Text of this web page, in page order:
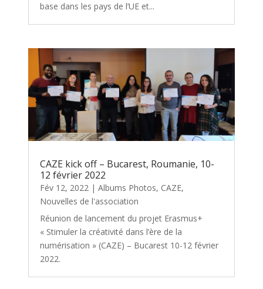
base dans les pays de l’UE et...
CAZE kick off – Bucarest, Roumanie, 10-
12 février 2022
Fév 12, 2022 |Albums Photos, CAZE,
Nouvelles de l'association
Réunion de lancement du projet Erasmus+
« Stimuler la créativité dans l’ère de la
numérisation » (CAZE) – Bucarest 10-12 février
2022.